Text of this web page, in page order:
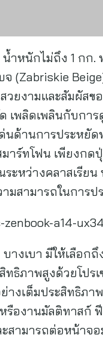
น้ำหนักไม่ถึง 1 กก
(Zabriskie
วยงามและสัมผัสข
เพลิดเพลินกับกา
นด้านการประหยั
ร์ทโฟน เพียงกด
ะหว่างคลาสเรียน
มสามารถในการป
a14-
างเบา มีให้เลือก
ธิภาพสูงด้วยโปร
างเต็มประสิทธิภ
องานมัลติทาสก์ ฟี
สามารถต่อหน้าจ